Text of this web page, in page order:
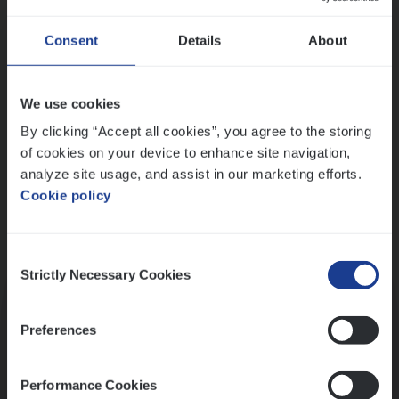
Consent Details About
We use cookies
By clicking “Accept all cookies”, you agree to the storing
of cookies on your device to enhance site navigation,
analyze site usage, and assist in our marketing efforts.
Cookie policy
Selection
Strictly Necessary Cookies
Preferences
Performance Cookies
Ons sollicitatieproces